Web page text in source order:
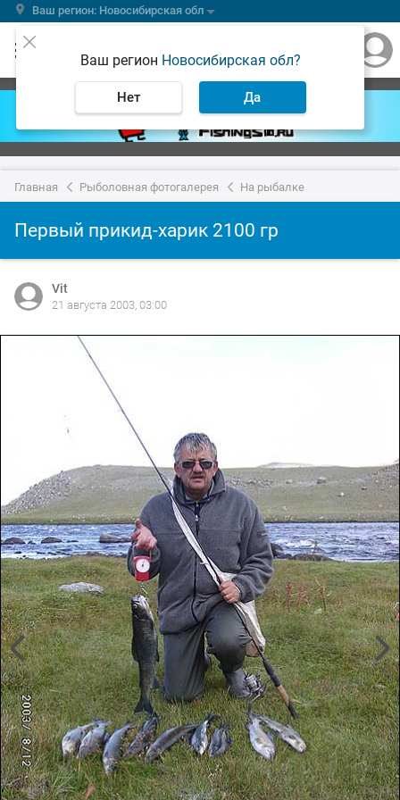
Ваш регион: Новосибирская обл
Ваш регион Новосибирская обл?
Нет Да
Главная Рыболовная фотогалерея На рыбалке
Первый прикид-харик 2100 гр
Vit
21 августа 2003, 03:00